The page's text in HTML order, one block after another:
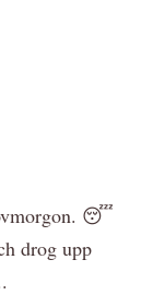
😴
drog upp